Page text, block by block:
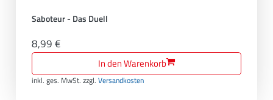
Saboteur - Das Duell
8,99 €
In den Warenkorb
inkl. ges. MwSt. zzgl.Versandkosten